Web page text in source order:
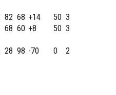
82 68 +14 50 3
68 60 +8 50 3
28 98 -70 0 2